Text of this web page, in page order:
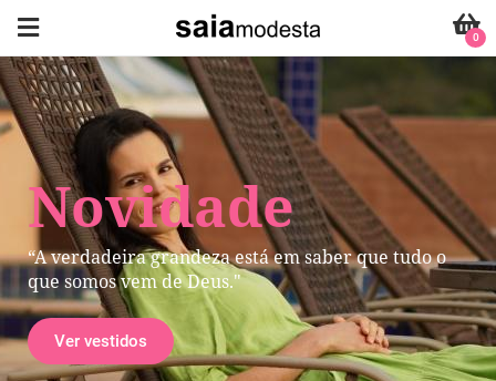
Novidade
“A verdadeira grandeza está em saber que tudo o
que somos vem de Deus."
Ver vestidos
0